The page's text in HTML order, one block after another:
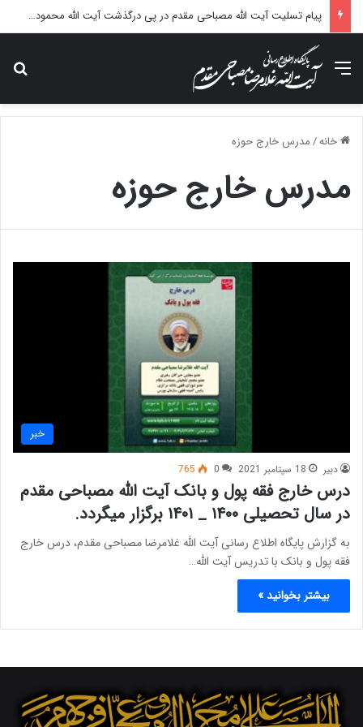
پیام تسلیت آیت الله مصباحی مقدم در پی درگذشت آیت الله محمودی گلپایگانی
منو
خانه/مدرس خارج حوزه
مدرس خارج حوزه
خبر
دبیر 18 سپتامبر 2021 0
765
درس خارج فقه پول و بانک آیت الله مصباحی مقدم
در سال تحصیلی ۱۴۰۰ _ ۱۴۰۱ برگزار میگردد.
به گزارش پایگاه اطلاع رسانی آیت الله غلامرضا مصباحی مقدم، درس خارج
فقه پول و بانک با تدریس آیت الله…
بیشتر بخوانید »